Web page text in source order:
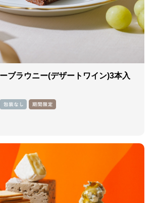
ブラウニー(デザートワイン)3本入